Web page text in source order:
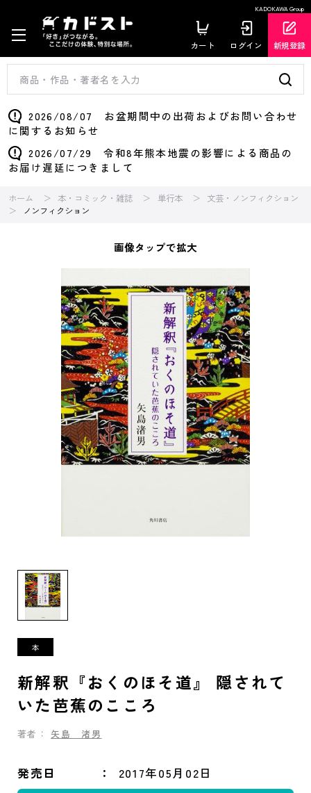
KADOKAWA Group
カート ログイン 新規登録
2026/08/07 お盆期間中の出荷およびお問い合わせ
に関するお知らせ
2026/07/29 令和8年熊本地震の影響による商品の
お届け遅延につきまして
ホーム 本・コミック・雑誌 単行本
文芸・ノンフィクション
ノンフィクション
画像タップで拡大
新解釈『おくのほそ道』 隠されて
いた芭蕉のこころ
著者： 矢島 渚男
発売日 2017年05月02日